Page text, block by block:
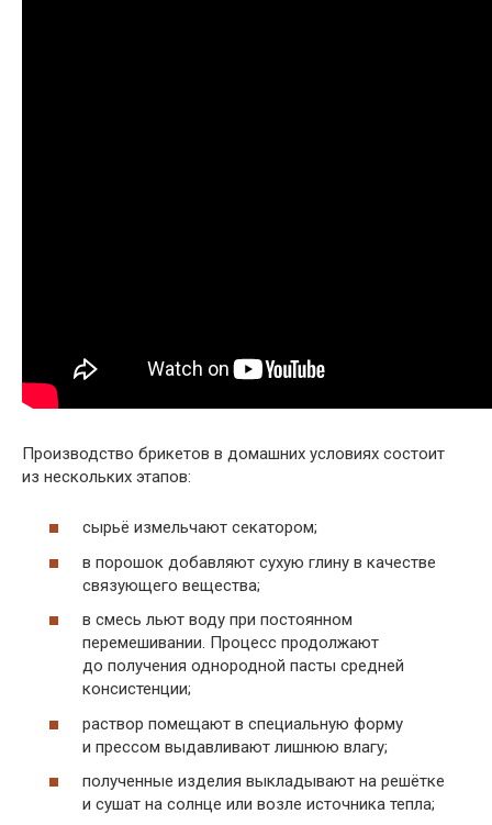
Производство брикетов в домашних условиях состоит
из нескольких этапов:
сырьё измельчают секатором;
в порошок добавляют сухую глину в качестве
связующего вещества;
в смесь льют воду при постоянном
перемешивании. Процесс продолжают
до получения однородной пасты средней
консистенции;
раствор помещают в специальную форму
и прессом выдавливают лишнюю влагу;
полученные изделия выкладывают на решётке
и сушат на солнце или возле источника тепла;